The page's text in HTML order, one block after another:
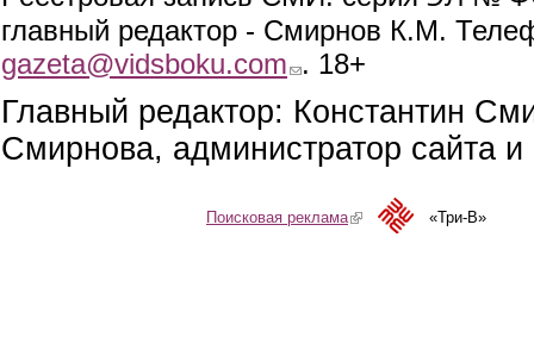
главный редактор - Смирнов К.М.
gazeta@vidsboku.com (link sends e-mail)
. 18+
Главный редактор: Константин
Смирнова, администратор сайта
Поисковая реклама(link is external)«Три-В»